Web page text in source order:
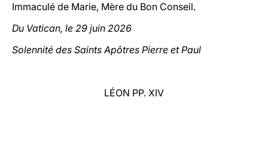
Immaculé de Marie, Mère du Bon Conseil.
Du Vatican, le 29 juin 2026
Solennité des Saints Apôtres Pierre et Paul
LÉON PP. XIV